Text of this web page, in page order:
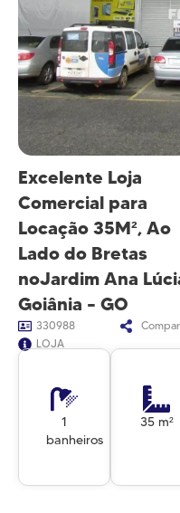
Excelente Loja
Comercial para
Locação 35M², Ao
Lado do Bretas
noJardim Ana
Goiânia – GO
330988
LOJA
1
banheiros
35 m²